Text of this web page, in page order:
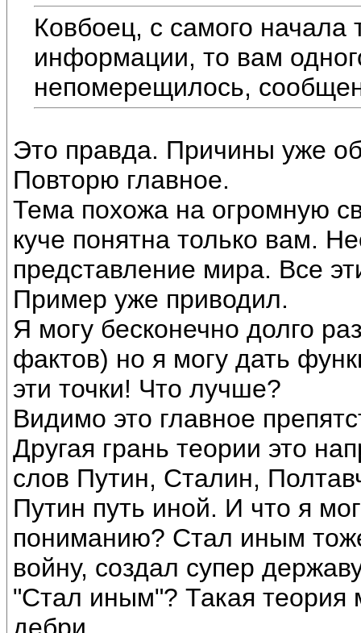
Ковбоец, с самого
информации, то вам
непомерещилось,
Это правда. Причины уже
Повторю главное.
Тема похожа на огромную
куче понятна только вам.
представление мира. Все
Пример уже приводил.
Я могу бесконечно долго
фактов) но я могу дать
эти точки! Что лучше?
Видимо это главное
Другая грань теории это
слов Путин, Сталин,
Путин путь иной. И что я
пониманию? Стал иным
войну, создал супер
"Стал иным"? Такая теория